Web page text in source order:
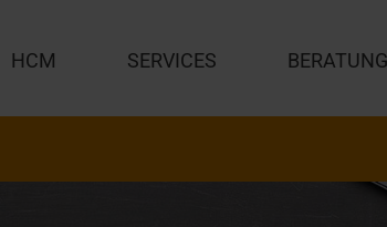
HCM SERVICES BERATUNG